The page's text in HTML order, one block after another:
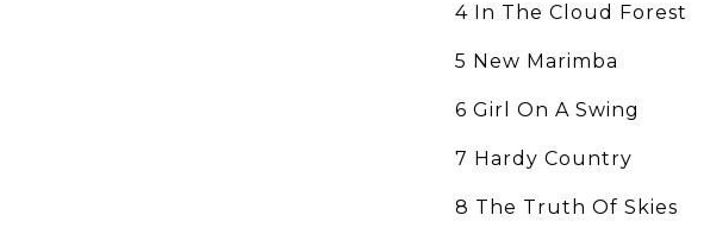
4 In The Cloud Forest
5 New Marimba
6 Girl On A Swing
7 Hardy Country
8 The Truth Of Skies